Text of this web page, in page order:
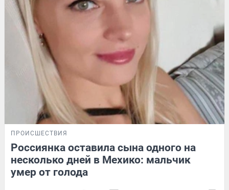
ПРОИСШЕСТВИЯ
Россиянка оставила сына одного на
несколько дней в Мехико: мальчик
умер от голода